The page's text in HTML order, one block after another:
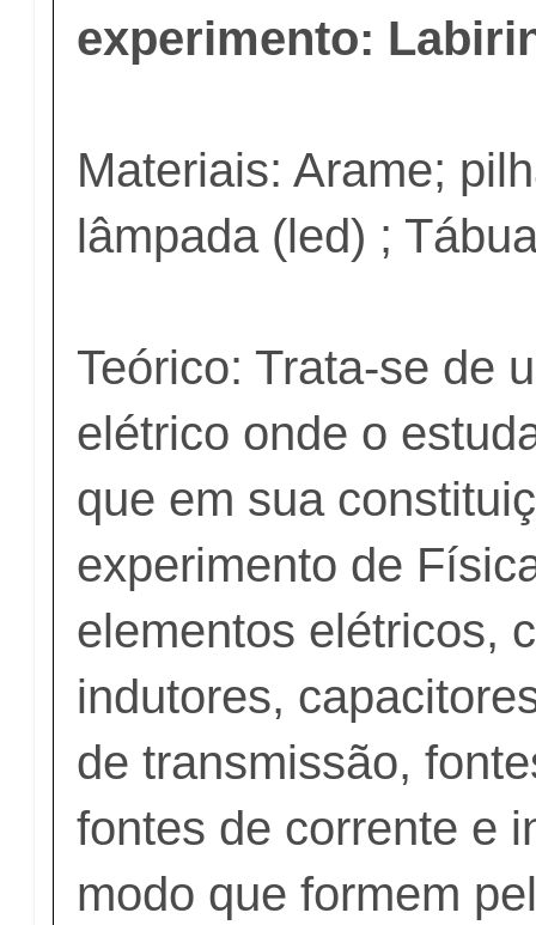
experimento:
Materiais: Arame;
lâmpada (led) ;
Teórico: Trata-se de
elétrico onde o
que em sua
experimento de
elementos elétricos,
indutores,
de transmissão,
fontes de corrente e
modo que formem